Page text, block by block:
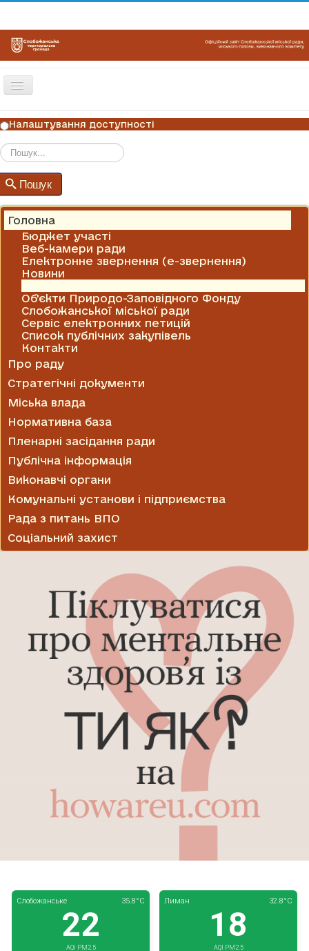
Перемикач
ГОЛОВНА
НОВИНИ
ОГОЛОШЕННЯ
ГРАФІКИ ПРИЙОМУ
КОНТАКТИ
Налаштування доступності
Пошук
Головна
Бюджет участі
Веб-камери ради
Електронне звернення (е-звернення)
Новини
Об'єкти Природо-Заповідного Фонду
Слобожанської міської ради
Сервіс електронних петицій
Список публічних закупівель
Контакти
Про раду
Стратегічні документи
Міська влада
Нормативна база
Пленарні засідання ради
Публічна інформація
Виконавчі органи
Комунальні установи і підприємства
Рада з питань ВПО
Соціальний захист